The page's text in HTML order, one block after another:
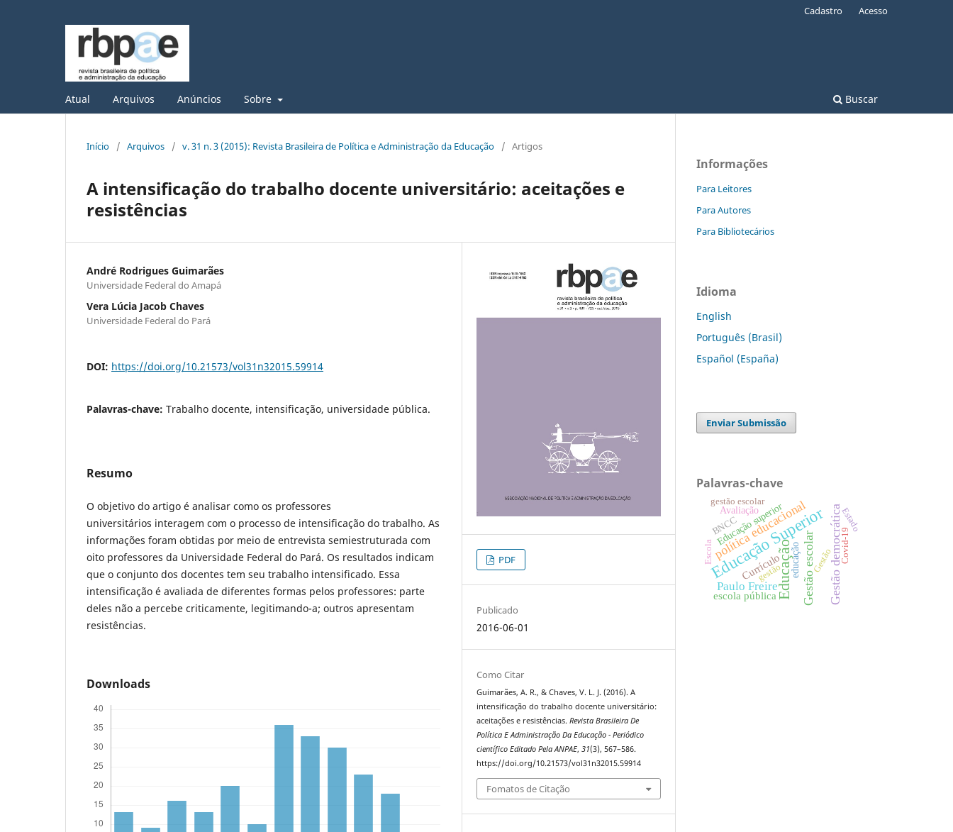
Atual Arquivos Anúncios Sobre Buscar
Cadastro Acesso
Início / Arquivos / v. 31 n. 3 (2015): Revista Brasileira de Política e Administração da Educação / Artigos
A intensificação do trabalho docente universitário: aceitações e
resistências
André Rodrigues Guimarães
Universidade Federal do Amapá
Vera Lúcia Jacob Chaves
Universidade Federal do Pará
DOI: https://doi.org/10.21573/vol31n32015.59914
Palavras-chave: Trabalho docente, intensificação, universidade pública.
Resumo
O objetivo do artigo é analisar como os professores
universitários interagem com o processo de intensificação do trabalho. As
informações foram obtidas por meio de entrevista semiestruturada com
oito professores da Universidade Federal do Pará. Os resultados indicam
que o conjunto dos docentes tem seu trabalho intensificado. Essa
intensificação é avaliada de diferentes formas pelos professores: parte
deles não a percebe criticamente, legitimando-a; outros apresentam
resistências.
Downloads
PDF
Publicado
2016-06-01
Como Citar
Guimarães, A. R., & Chaves, V. L. J. (2016). A
intensificação do trabalho docente universitário:
aceitações e resistências.Revista Brasileira De
Política E Administração Da Educação - Periódico
científico Editado Pela ANPAE,31(3), 567–586.
https://doi.org/10.21573/vol31n32015.59914
Fomatos de Citação
Informações
Para Leitores
Para Autores
Para Bibliotecários
Idioma
English
Português (Brasil)
Español (España)
Enviar Submissão
Palavras-chave
Educação Superior
Educação
política educacional Gestão democrática
Gestão escolar
Paulo Freire
Currículo
escola pública
Educação superior
BNCC
educação
Avaliação
Gestão Covid-19
Estado
Escola
gestão
gestão escolar